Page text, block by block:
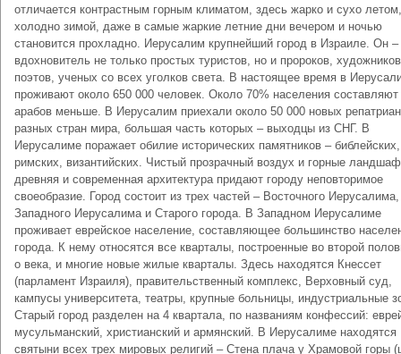
отличается контрастным горным климатом, здесь жарко и сухо летом,
холодно зимой, даже в самые жаркие летние дни вечером и ночью
становится прохладно. Иерусалим крупнейший город в Израиле. Он –
вдохновитель не только простых туристов, но и пророков,
поэтов, ученых со всех уголков света. В настоящее время в
проживают около 650 000 человек. Около 70% населения составляют
арабов меньше. В Иерусалим приехали около 50 000 новых
разных стран мира, большая часть которых – выходцы из СНГ. В
Иерусалиме поражает обилие исторических памятников – библейских,
римских, византийских. Чистый прозрачный воздух и горные
древняя и современная архитектура придают городу неповторимое
своеобразие. Город состоит из трех частей – Восточного Иерусалима,
Западного Иерусалима и Старого города. В Западном Иерусалиме
проживает еврейское население, составляющее большинство
города. К нему относятся все кварталы, построенные во второй
о века, и многие новые жилые кварталы. Здесь находятся Кнессет
(парламент Израиля), правительственный комплекс, Верховный суд,
кампусы университета, театры, крупные больницы, индустриальные
Старый город разделен на 4 квартала, по названиям конфессий:
мусульманский, христианский и армянский. В Иерусалиме находятся
святыни всех трех мировых религий – Стена плача у Храмовой горы